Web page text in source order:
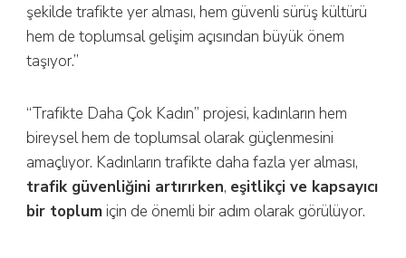
şekilde trafikte yer alması, hem güvenli sürüş kültürü
hem de toplumsal gelişim açısından büyük önem
taşıyor.”
“Trafikte Daha Çok Kadın” projesi, kadınların hem
bireysel hem de toplumsal olarak güçlenmesini
amaçlıyor. Kadınların trafikte daha fazla yer alması,
trafik güvenliğini artırırken, eşitlikçi ve kapsayıcı
bir toplum için de önemli bir adım olarak görülüyor.